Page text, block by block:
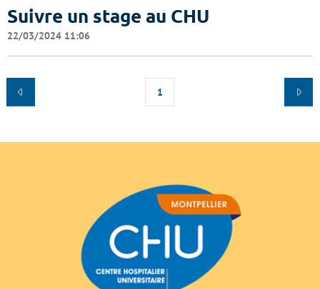
Suivre un stage au CHU
22/03/2024 11:06
1